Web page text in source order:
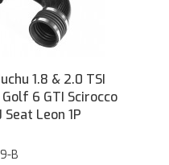
1.8 & 2.0 TSI
6 GTI Scirocco
Leon 1P
B